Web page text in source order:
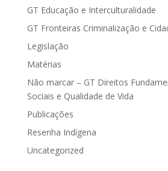
GT Educação e Interculturalidade
GT Fronteiras Criminalização e
Legislação
Matérias
Não marcar – GT Direitos
Sociais e Qualidade de Vida
Publicações
Resenha Indígena
Uncategorized